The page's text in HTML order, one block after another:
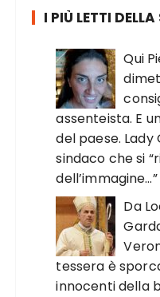
I PIÙ LETTI
Qui
assenteista. E
del paese.
sindaco che si
dell’immagine…”
Da
tessera è
innocenti della